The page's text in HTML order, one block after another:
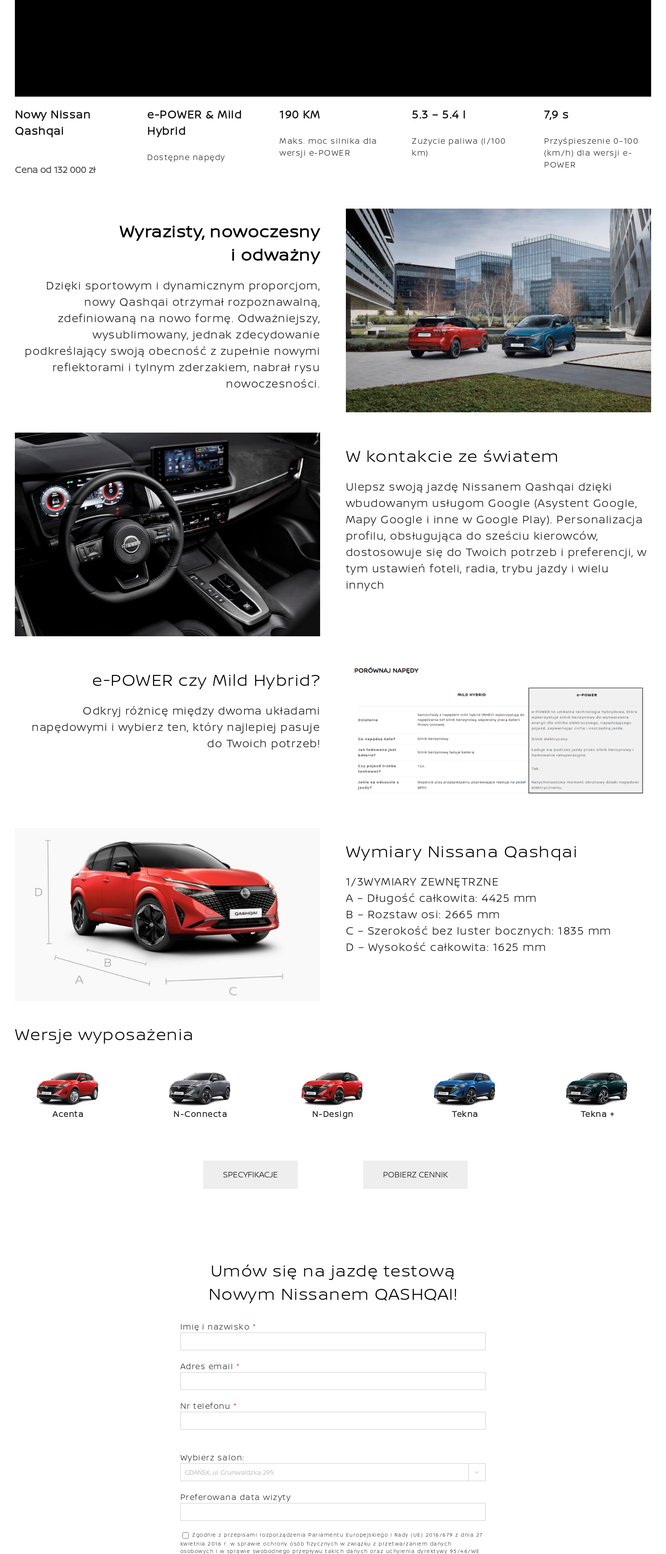
Nowy Nissan
Qashqai
Cena od 132 000 zł
e-POWER & Mild
Hybrid
Dostępne napędy
190 KM
Maks. moc silnika dla
wersji e-POWER
5.3 – 5.4 l
Zużycie paliwa (l/100
km)
7,9 s
Przyśpieszenie 0–100
(km/h) dla wersji e-
POWER
Wyrazisty, nowoczesny
i odważny
Dzięki sportowym i dynamicznym proporcjom,
nowy Qashqai otrzymał rozpoznawalną,
zdefiniowaną na nowo formę. Odważniejszy,
wysublimowany, jednak zdecydowanie
podkreślający swoją obecność z zupełnie nowymi
reflektorami i tylnym zderzakiem, nabrał rysu
nowoczesności.
W kontakcie ze światem
Ulepsz swoją jazdę Nissanem Qashqai dzięki
wbudowanym usługom Google (Asystent Google,
Mapy Google i inne w Google Play). Personalizacja
profilu, obsługująca do sześciu kierowców,
dostosowuje się do Twoich potrzeb i preferencji, w
tym ustawień foteli, radia, trybu jazdy i wielu
innych
e-POWER czy Mild Hybrid?
Odkryj różnicę między dwoma układami
napędowymi i wybierz ten, który najlepiej pasuje
do Twoich potrzeb!
Wymiary Nissana Qashqai
1/3WYMIARY ZEWNĘTRZNE
A – Długość całkowita: 4425 mm
B – Rozstaw osi: 2665 mm
C – Szerokość bez luster bocznych: 1835 mm
D – Wysokość całkowita: 1625 mm
Wersje wyposażenia
Acenta N-Connecta N-Design Tekna Tekna +
SPECYFIKACJE POBIERZ CENNIK
Umów się na jazdę testową
Nowym Nissanem QASHQAI!
Imię i nazwisko *
Adres email *
Nr telefonu *
Wybierz salon:

Preferowana data wizyty
Zgodnie z przepisami rozporządzenia Parlamentu Europejskiego i Rady (UE) 2016/679 z dnia 27
kwietnia 2016 r. w sprawie ochrony osób fizycznych w związku z przetwarzaniem danych
osobowych i w sprawie swobodnego przepływu takich danych oraz uchylenia dyrektywy 95/46/WE